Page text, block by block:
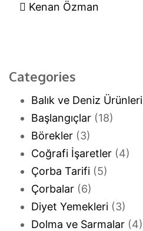
Kenan Özman
Categories
Balık ve Deniz Ürünleri
Başlangıçlar (18)
Börekler (3)
Coğrafi İşaretler (4)
Çorba Tarifi (5)
Çorbalar (6)
Diyet Yemekleri (3)
Dolma ve Sarmalar (4)